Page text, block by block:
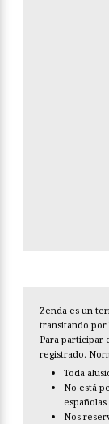
Zenda es un
transitando por
Para participar
registrado.
Toda
No está
Nos